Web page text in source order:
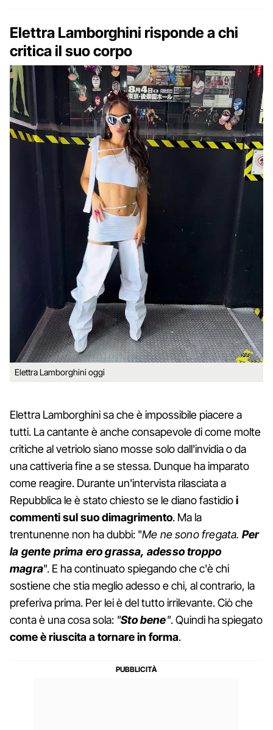
Elettra Lamborghini risponde a chi
critica il suo corpo
Elettra Lamborghini oggi
Elettra Lamborghini sa che è impossibile piacere a
tutti. La cantante è anche consapevole di come molte
critiche al vetriolo siano mosse solo dall'invidia o da
una cattiveria fine a se stessa. Dunque ha imparato
come reagire. Durante un'intervista rilasciata a
Repubblica le è stato chiesto se le diano fastidioi
commenti sul suo dimagrimento. Ma la
trentunenne non ha dubbi: "Me ne sono fregata. Per
la gente prima ero grassa, adesso troppo
magra". E ha continuato spiegando che c'è chi
sostiene che stia meglio adesso e chi, al contrario, la
preferiva prima. Per lei è del tutto irrilevante. Ciò che
conta è una cosa sola: "Sto bene". Quindi ha spiegato
come è riuscita a tornare in forma.